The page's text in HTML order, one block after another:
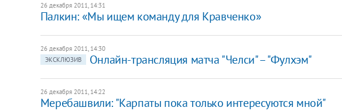
26 декабря 2011, 14:31
Палкин: «Мы ищем команду для Кравченко»
26 декабря 2011, 14:30
ЭКСКЛЮЗИВ
Онлайн-трансляция матча "Челси" – "Фулхэм"
26 декабря 2011, 14:22
Меребашвили: "Карпаты пока только интересуются мной"